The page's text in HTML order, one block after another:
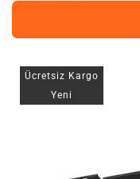
Ücretsiz Kargo
Yeni